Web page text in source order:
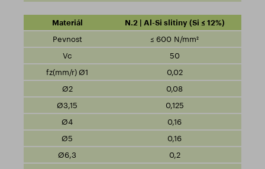
N.2 | Al-Si slitiny (Si ≤ 12%)
≤ 600 N/mm²
50
0,02
0,08
0,125
0,16
0,16
0,2